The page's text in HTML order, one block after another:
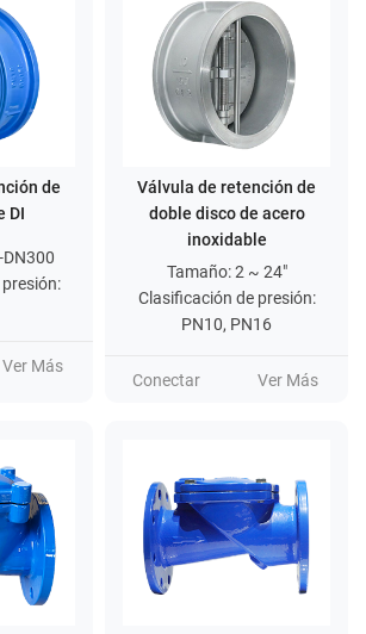
de
DI
Ver Más
Válvula de retención de
doble disco de acero
inoxidable
Tamaño: 2 ~ 24"
Clasificación de presión:
PN10, PN16
Conectar Ver Más